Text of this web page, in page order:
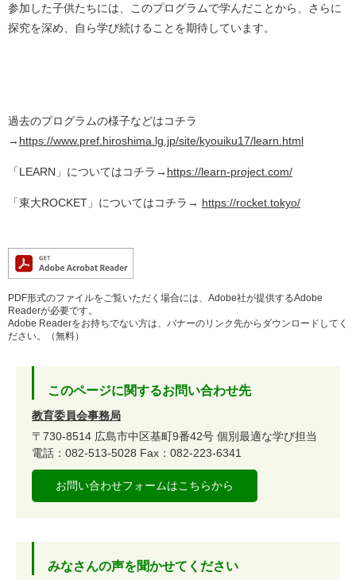
参加した子供たちには、このプログラムで学んだことから、さらに
探究を深め、自ら学び続けることを期待しています。
過去のプログラムの様子などはコチラ
→ https://www.pref.hiroshima.lg.jp/site/kyouiku17/learn.html
「LEARN」についてはコチラ→ https://learn-project.com/
「東大ROCKET」についてはコチラ→ https://rocket.tokyo/
PDF形式のファイルをご覧いただく場合には、Adobe社が提供するAdobe
Readerが必要です。
Adobe Readerをお持ちでない方は、バナーのリンク先からダウンロードしてく
ださい。（無料）
このページに関するお問い合わせ先
教育委員会事務局
〒730-8514 広島市中区基町9番42号 個別最適な学び担当
電話：082-513-5028 Fax：082-223-6341
お問い合わせフォームはこちらから
みなさんの声を聞かせてください